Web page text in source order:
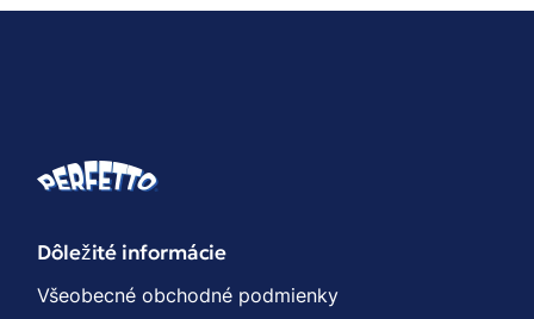
Dôležité informácie
Všeobecné obchodné podmienky